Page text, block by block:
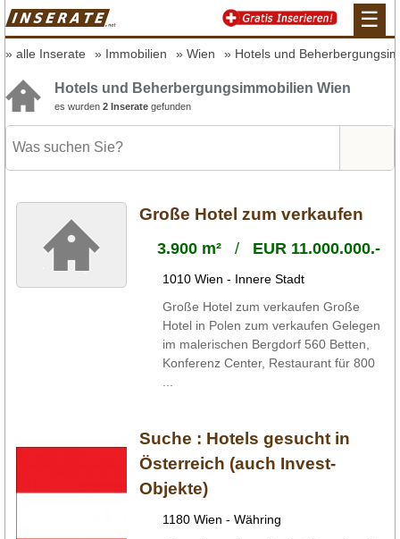
☰
alle Inserate Immobilien Wien Hotels und
Hotels und Beherbergungsimmobilien Wien
es wurden 2 Inserate gefunden
Große Hotel zum verkaufen
3.900 m²/ EUR 11.000.000.-
1010 Wien - Innere Stadt
Große Hotel zum verkaufen Große
Hotel in Polen zum verkaufen Gelegen
im malerischen Bergdorf 560 Betten,
Konferenz Center, Restaurant für 800
Suche : Hotels gesucht in
Österreich (auch Invest-
Objekte)
1180 Wien - Währing